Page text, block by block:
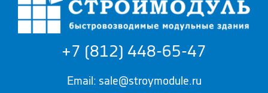
+7 (812) 448-65-47
Email: sale@stroymodule.ru